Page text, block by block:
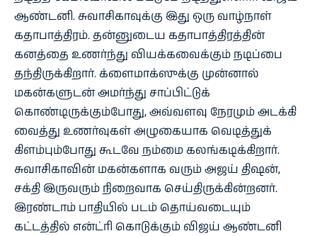
ஆண்டனி. சுவாசிகாவுக்கு இது ஒரு வாழ்நாள்
கதாபாத்திரம். தன்னுடைய கதாபாத்திரத்தின்
கனத்தை உணர்ந்து வியக்கவைக்கும் நடிப்பை
தந்திருக்கிறார். க்ளைமாக்ஸுக்கு முன்னால்
மகன்களுடன் அமர்ந்து சாப்பிட்டுக்
கொண்டிருக்கும்போது, அவ்வளவு நேரமும் அடக்கி
வைத்து உணர்வுகள் அழுகையாக வெடித்துக்
கிளம்பும்போது கூடவே நம்மை கலங்கடிக்கிறார்.
சுவாசிகாவின் மகன்களாக வரும் அஜய் திஷன்,
சக்தி இருவரும் நிறைவாக செய்திருக்கின்றனர்.
இரண்டாம் பாதியில் படம் தொய்வடையும்
கட்டத்தில் என்ட்ரி கொடுக்கும் விஜய் ஆண்டனி